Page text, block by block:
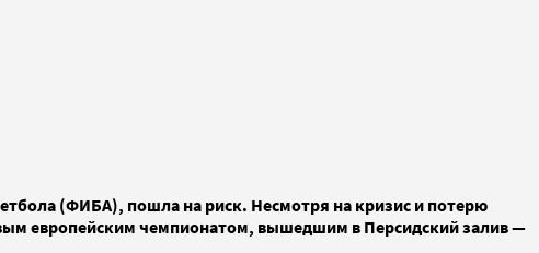
(ФИБА), пошла на риск. Несмотря на кризис и потерю
европейским чемпионатом, вышедшим в Персидский залив —